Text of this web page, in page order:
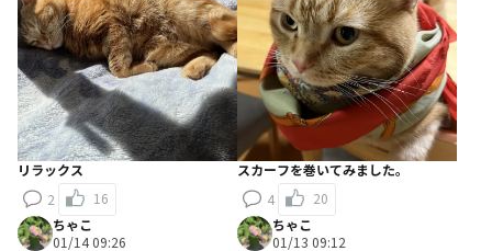
リラックス
2
16
スカーフを巻いてみました。
4
20
ちゃこ
01/14 09:26
ちゃこ
01/13 09:12